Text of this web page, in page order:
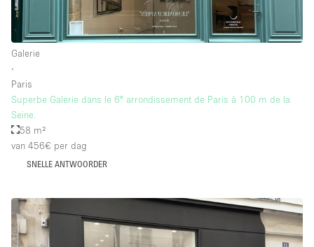
Galerie
∙
Paris
Superbe Galerie dans le 6° arrondissement de Paris à 100 m de la
Seine.
58 m²
van 456€ per dag
SNELLE ANTWOORDER